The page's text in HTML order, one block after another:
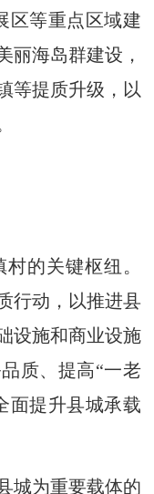
区等重点区域建
丽海岛群建设，
等提质升级，以
的关键枢纽。
行动，以推进县
设施和商业设施
质、提高“一老
面提升县城承载
为重要载体的